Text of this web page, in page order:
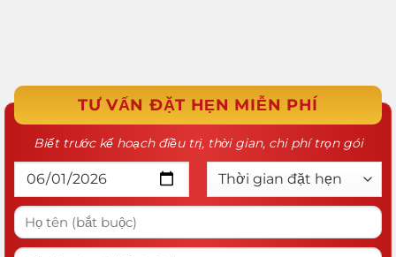
TƯ VẤN ĐẶT HẸN MIỄN PHÍ
Biết trước kế hoạch điều trị, thời gian, chi phí trọn gói